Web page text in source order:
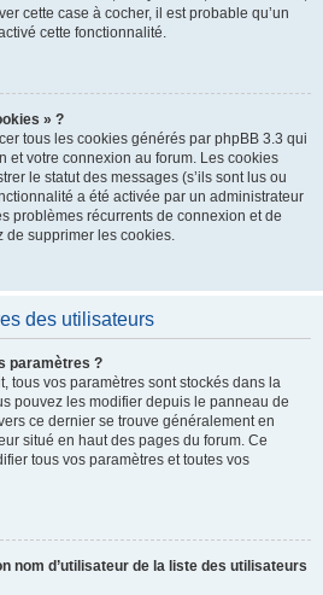
cette case à cocher, il est probable qu’un
cette fonctionnalité.
» ?
tous les cookies générés par phpBB 3.3 qui
et votre connexion au forum. Les cookies
le statut des messages (s’ils sont lus ou
a été activée par un administrateur
problèmes récurrents de connexion et de
de supprimer les cookies.
des utilisateurs
paramètres ?
tous vos paramètres sont stockés dans la
pouvez les modifier depuis le panneau de
ce dernier se trouve généralement en
situé en haut des pages du forum. Ce
tous vos paramètres et toutes vos
nom d’utilisateur de la liste des utilisateurs